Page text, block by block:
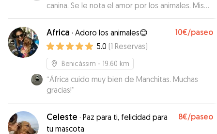
canina. Se le nota el amor por los animales. Mis
perros la adoran.”
Africa · Adoro los animales😊 10€/paseo
5.0 (1 Reservas)
Benicàssim - 19.60 km
“África cuido muy bien de Manchitas. Muchas
gracias!”
Celeste · Paz para ti, felicidad para
tu mascota
8€/paseo